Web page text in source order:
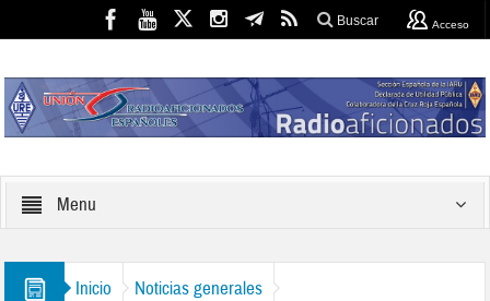
Buscar Acceso
Menu
Inicio Noticias generales